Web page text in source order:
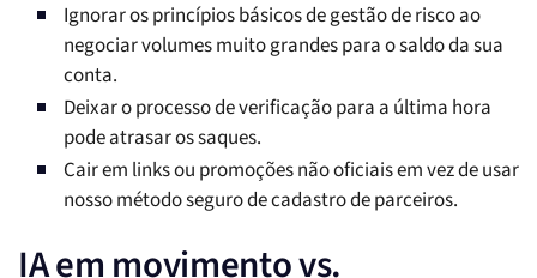
Ignorar os princípios básicos de gestão de risco ao
negociar volumes muito grandes para o saldo da sua
conta.
Deixar o processo de verificação para a última hora
pode atrasar os saques.
Cair em links ou promoções não oficiais em vez de usar
nosso método seguro de cadastro de parceiros.
IA em movimento vs.